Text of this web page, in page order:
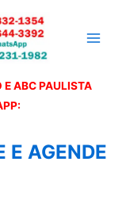
E ABC PAULISTA
AGENDE